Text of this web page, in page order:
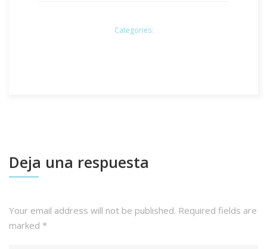
Categories:
Deja una respuesta
Your email address will not be published. Required fields are
marked *